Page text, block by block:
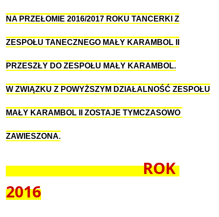
NA PRZEŁOMIE 2016/2017 ROKU TANCERKI Z
ZESPOŁU TANECZNEGO MAŁY KARAMBOL II
PRZESZŁY DO ZESPOŁU MAŁY KARAMBOL.
W ZWIĄZKU Z POWYŻSZYM DZIAŁALNOŚĆ ZESPOŁU
MAŁY KARAMBOL II ZOSTAJE TYMCZASOWO
ZAWIESZONA.
ROK
2016